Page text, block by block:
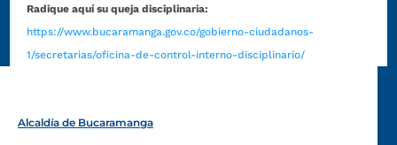
Radique aquí su queja disciplinaria:
https://www.bucaramanga.gov.co/gobierno-ciudadanos-
1/secretarias/oficina-de-control-interno-disciplinario/
Alcaldía de Bucaramanga